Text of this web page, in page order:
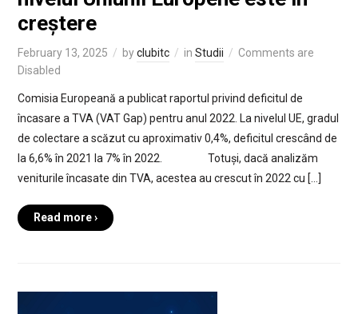
creștere
February 13, 2025 byclubitc in Studii
Comments are
Disabled
Comisia Europeană a publicat raportul privind deficitul de
încasare a TVA (VAT Gap) pentru anul 2022. La nivelul UE, gradul
de colectare a scăzut cu aproximativ 0,4%, deficitul crescând de
la 6,6% în 2021 la 7% în 2022. Totuși, dacă analizăm
veniturile încasate din TVA, acestea au crescut în 2022 cu […]
Read more ›